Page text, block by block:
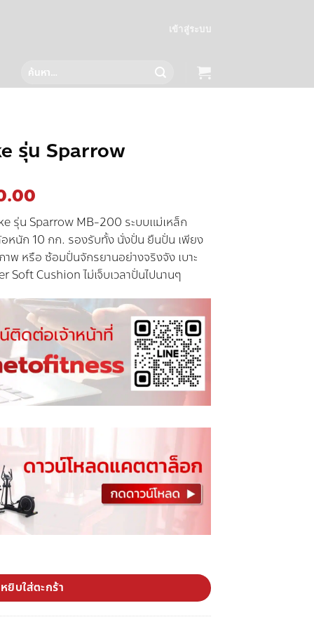
เข้าสู่ระบบ
ค้นหา:
รุ่น Sparrow
is:
฿5,990.00.
รุ่น Sparrow MB-200 ระบบแม่เหล็ก
อหนัก 10 กก. รองรับทั้ง นั่งปั่น ยืนปั่น เพียง
พ หรือ ซ้อมปั่นจักรยานอย่างจริงจัง เบาะ
Cushion ไม่เจ็บเวลาปั่นไปนานๆ
หยิบใส่ตะกร้า